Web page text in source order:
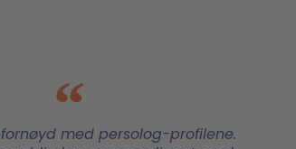
med persolog-profilene.